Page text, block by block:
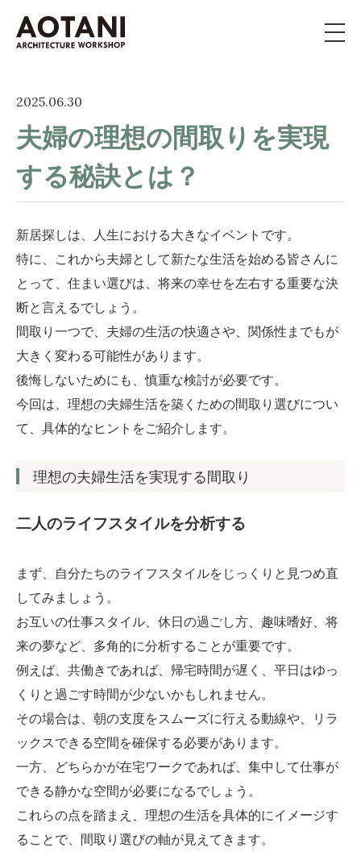
新築・移住・別荘・リノベを
お考えの方へ
施工事例
イベント
よくある質問
ライブラリー
お客様の声
ブログ
会社案内
2025.06.30
夫婦の理想の間取りを実現
する秘訣とは？
新居探しは、人生における大きなイベントです。
特に、これから夫婦として新たな生活を始める皆さんに
とって、住まい選びは、将来の幸せを左右する重要な決
断と言えるでしょう。
間取り一つで、夫婦の生活の快適さや、関係性までもが
大きく変わる可能性があります。
後悔しないためにも、慎重な検討が必要です。
今回は、理想の夫婦生活を築くための間取り選びについ
て、具体的なヒントをご紹介します。
理想の夫婦生活を実現する間取り
二人のライフスタイルを分析する
まず、自分たちのライフスタイルをじっくりと見つめ直
してみましょう。
お互いの仕事スタイル、休日の過ごし方、趣味嗜好、将
来の夢など、多角的に分析することが重要です。
例えば、共働きであれば、帰宅時間が遅く、平日はゆっ
くりと過ごす時間が少ないかもしれません。
その場合は、朝の支度をスムーズに行える動線や、リラ
ックスできる空間を確保する必要があります。
一方、どちらかが在宅ワークであれば、集中して仕事が
できる静かな空間が必要になるでしょう。
これらの点を踏まえ、理想の生活を具体的にイメージす
ることで、間取り選びの軸が見えてきます。